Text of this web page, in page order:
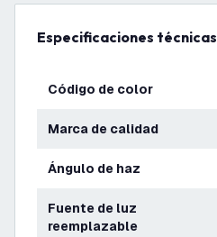
Especificaciones técnicas
Código de color
Marca de calidad
Ángulo de haz
Fuente de luz
reemplazable